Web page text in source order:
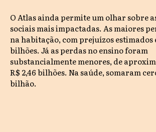
O Atlas ainda permite um olhar sobre
sociais mais impactadas. As maiores
na habitação, com prejuízos estimados
bilhões. Já as perdas no ensino foram
substancialmente menores, de
R$ 2,46 bilhões. Na saúde, somaram
bilhão.